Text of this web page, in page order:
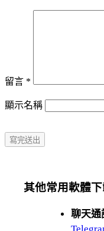
留言 *
顯示名稱
其他常用軟體下
聊天通